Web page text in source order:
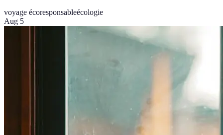
voyage écoresponsableécologie
Aug 5